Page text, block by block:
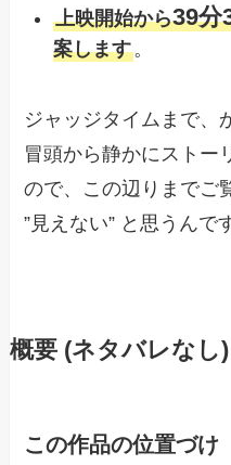
上映開始から39分
案します。
ジャッジタイムまで、
冒頭から静かにストー
ので、この辺りまでご
”見えない” と思うんで
概要 (ネタバレなし)
この作品の位置づけ